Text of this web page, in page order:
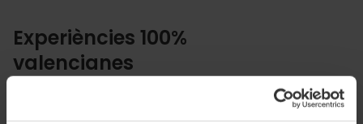
Experiències 100%
valencianes